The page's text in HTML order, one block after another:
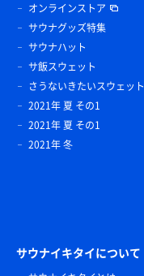
オンラインストア
サウナグッズ特集
サウナハット
サ飯スウェット
さうないきたいスウェット
2021年 夏 その1
2021年 夏 その1
2021年 冬
サウナイキタイについて